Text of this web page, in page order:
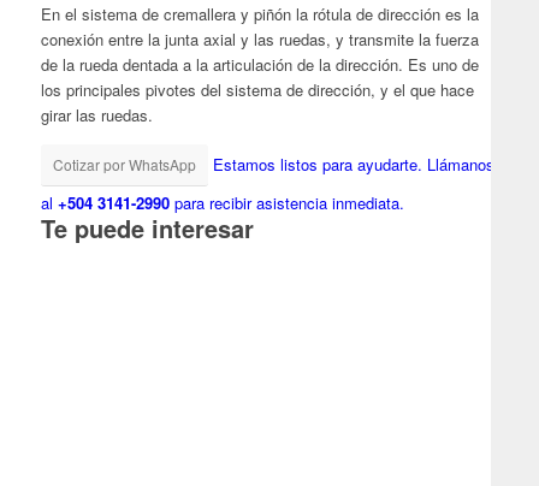
En el sistema de cremallera y piñón la rótula de dirección es la
conexión entre la junta axial y las ruedas, y transmite la fuerza
de la rueda dentada a la articulación de la dirección. Es uno de
los principales pivotes del sistema de dirección, y el que hace
girar las ruedas.
Cotizar por WhatsApp Estamos listos para ayudarte. Llámanos
al +504 3141-2990para recibir asistencia inmediata.
Te puede interesar